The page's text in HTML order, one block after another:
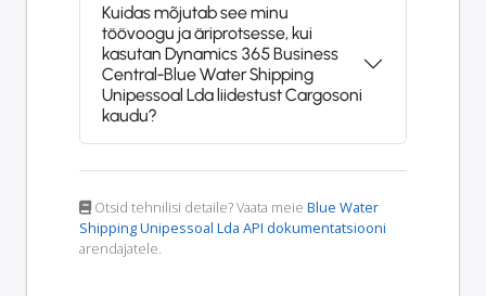
Kuidas mõjutab see minu
töövoogu ja äriprotsesse, kui
kasutan Dynamics 365 Business
Central-Blue Water Shipping
Unipessoal Lda liidestust Cargosoni
kaudu?
Otsid tehnilisi detaile? Vaata meie Blue Water
Shipping Unipessoal Lda API dokumentatsiooni
arendajatele.